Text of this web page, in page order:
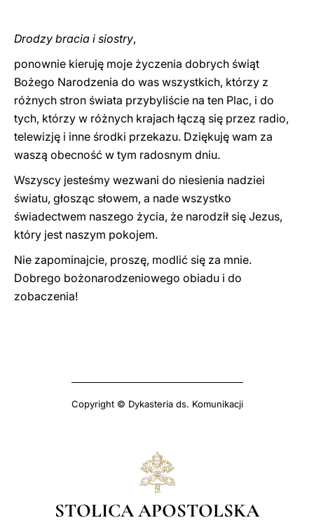
Drodzy bracia i siostry,
ponownie kieruję moje życzenia dobrych świąt
Bożego Narodzenia do was wszystkich, którzy z
różnych stron świata przybyliście na ten Plac, i do
tych, którzy w różnych krajach łączą się przez radio,
telewizję i inne środki przekazu. Dziękuję wam za
waszą obecność w tym radosnym dniu.
Wszyscy jesteśmy wezwani do niesienia nadziei
światu, głosząc słowem, a nade wszystko
świadectwem naszego życia, że narodził się Jezus,
który jest naszym pokojem.
Nie zapominajcie, proszę, modlić się za mnie.
Dobrego bożonarodzeniowego obiadu i do
zobaczenia!
Copyright © Dykasteria ds. Komunikacji
STOLICA APOSTOLSKA